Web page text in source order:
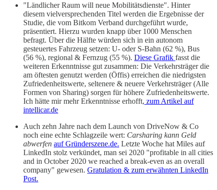
"Ländlicher Raum will neue Mobilitätsdienste". Hinter
diesem vielversprechenden Titel werden die Ergebnisse der
Studie, die vom Bitkom Verband durchgeführt wurde,
präsentiert. Hierzu wurden knapp über 1000 Menschen
befragt. Über die Hälfte würden sich in ein autonom
gesteuertes Fahrzeug setzen: U- oder S-Bahn (62 %), Bus
(56 %), regional & Fernzug (55 %). Diese Grafik fasst die
weiteren Erkenntnisse gut zusammen: Die Verkehrsträger die
am öftesten genutzt werden (Öffis) erreichen die niedrigsten
Zufriedenheitswerte, seltenere & neuere Verkehrsträger (Alle
Formen von Sharing) sorgen für höhere Zufriedenheitswerte.
Ich hätte mir mehr Erkenntnisse erhofft, zum Artikel auf
intellicar.de
Auch zehn Jahre nach dem Launch von DriveNow & Co
noch eine echte Schlagzeile wert: Carsharing kann Geld
abwerfen auf Gründerszene.de. Letzte Woche hat Miles auf
LinkedIn stolz verkündet, man sei 2020 "profitable in all cities
and in October 2020 we reached a break-even as an overall
company" gewesen. Gratulation & zum erwähnten LinkedIn
Post.